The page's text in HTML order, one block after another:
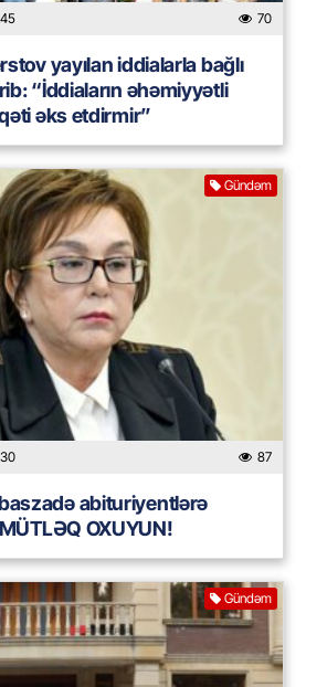
70
yayılan iddialarla bağlı
“İddiaların əhəmiyyətli
əks etdirmir”
Gündəm
87
abituriyentlərə
OXUYUN!
Gündəm